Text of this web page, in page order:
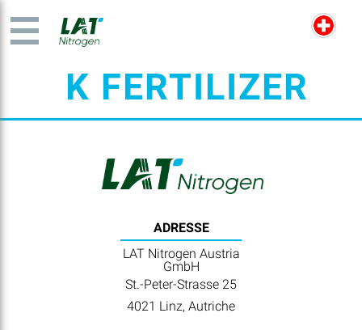
K FERTILIZER
ADRESSE
LAT Nitrogen Austria
GmbH
St.-Peter-Strasse 25
4021 Linz, Autriche